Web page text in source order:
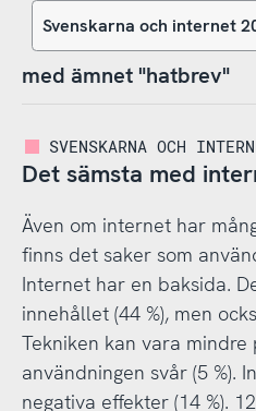
med ämnet "hatbrev"
SVENSKARNA OCH
Det sämsta med
Även om internet har
finns det saker som
Internet har en baksida.
innehållet (44 %), men
Tekniken kan vara mindre
användningen svår (5 %).
negativa effekter (14 %).